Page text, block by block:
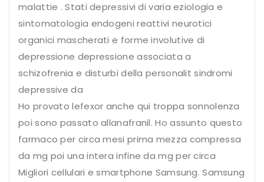
malattie . Stati depressivi di varia eziologia e
sintomatologia endogeni reattivi neurotici
organici mascherati e forme involutive di
depressione depressione associata a
schizofrenia e disturbi della personalit sindromi
depressive da
Ho provato lefexor anche qui troppa sonnolenza
poi sono passato allanafranil. Ho assunto questo
farmaco per circa mesi prima mezza compressa
da mg poi una intera infine da mg per circa
Migliori cellulari e smartphone Samsung. Samsung